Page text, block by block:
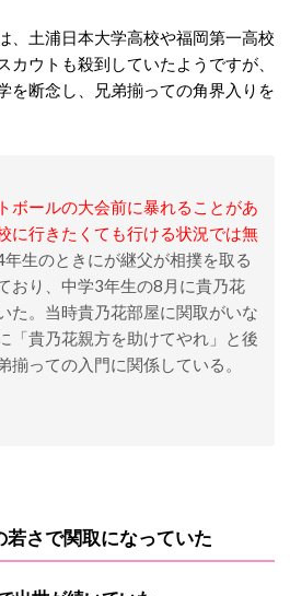
、土浦日本大学高校や福岡第一高校
カウトも殺到していたようですが、
を断念し、兄弟揃っての角界入りを
ボールの大会前に暴れることがあ
に行きたくても行ける状況では無
年生のときにが継父が相撲を取る
おり、中学3年生の8月に貴乃花
た。当時貴乃花部屋に関取がいな
「貴乃花親方を助けてやれ」と後
揃っての入門に関係している。
さで関取になっていた